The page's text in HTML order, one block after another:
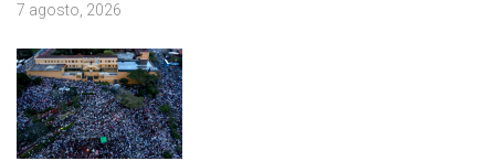
7 agosto, 2026